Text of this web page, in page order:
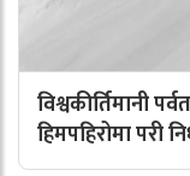
विश्वकीर्तिमानी
हिमपहिरोमा परी